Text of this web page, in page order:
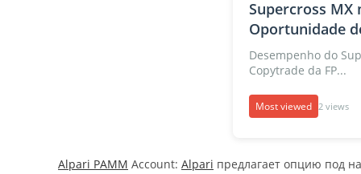
Supercross MX
Oportunidade
Desempenho do
Copytrade da FP...
Most viewed 2 views
Alpari PAMM Account: Alpari предлагает опцию под